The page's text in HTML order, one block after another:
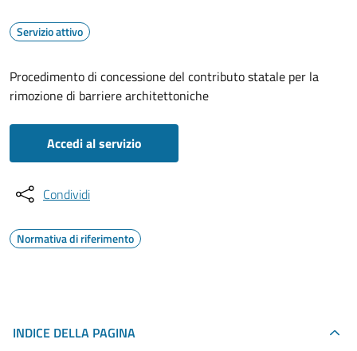
Servizio attivo
Procedimento di concessione del contributo statale per la
rimozione di barriere architettoniche
Accedi al servizio
Condividi
Normativa di riferimento
INDICE DELLA PAGINA